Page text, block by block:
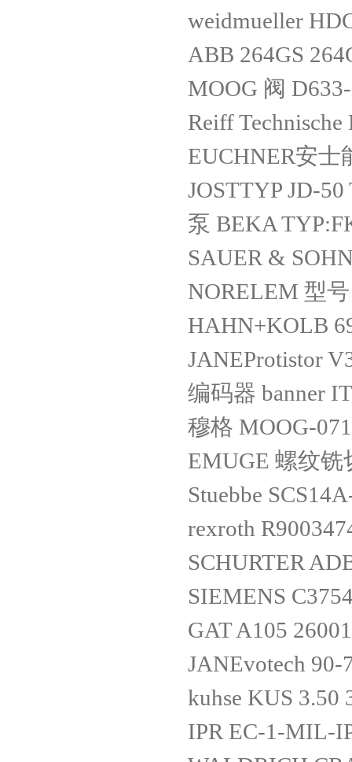
weidmueller
ABB 264GS
MOOG 阀
Reiff
EUCHNER安士
JOSTTYP JD-
泵 BEKA
SAUER &
NORELEM 型
HAHN+KOLB
JANEProtistor
编码器 banner
穆格 MOOG-
EMUGE 螺纹铣
Stuebbe
rexroth
SCHURTER
SIEMENS
GAT A105
JANEvotech
kuhse KUS 3.50
IPR EC-1-MIL-